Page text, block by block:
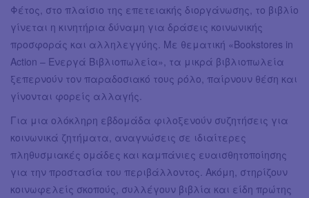
Φέτος, στο πλαίσιο της επετειακής διοργάνωσης, το βιβλίο
γίνεται η κινητήρια δύναμη για δράσεις κοινωνικής
προσφοράς και αλληλεγγύης. Με θεματική «Bookstores in
Action – Ενεργά Βιβλιοπωλεία», τα μικρά βιβλιοπωλεία
ξεπερνούν τον παραδοσιακό τους ρόλο, παίρνουν θέση και
γίνονται φορείς αλλαγής.
Για μια ολόκληρη εβδομάδα φιλοξενούν συζητήσεις για
κοινωνικά ζητήματα, αναγνώσεις σε ιδιαίτερες
πληθυσμιακές ομάδες και καμπάνιες ευαισθητοποίησης
για την προστασία του περιβάλλοντος. Ακόμη, στηρίζουν
κοινωφελείς σκοπούς, συλλέγουν βιβλία και είδη πρώτης